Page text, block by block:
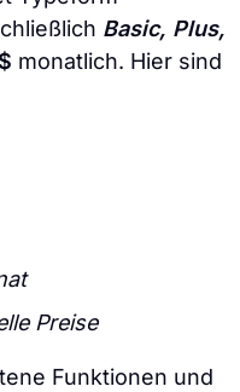
Basic, Plus,
monatlich. Hier sind
Preise
Funktionen und